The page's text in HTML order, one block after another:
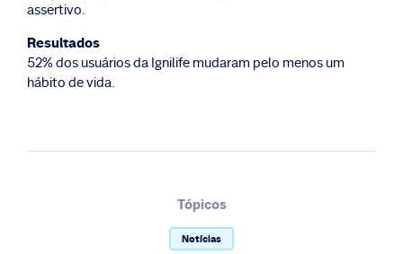
assertivo.
Resultados
52% dos usuários da Ignilife mudaram pelo menos um
hábito de vida.
Tópicos
Notícias